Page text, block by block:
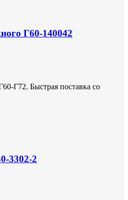
Г60-140042
Г72. Быстрая поставка со
3302-2